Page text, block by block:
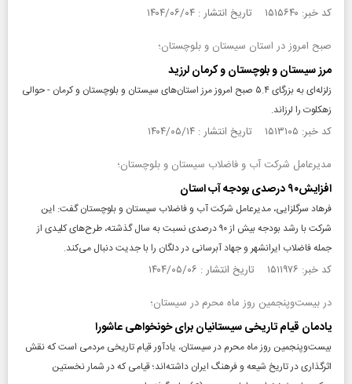
کد خبر: ۱۵۱۵۶۴۰ تاریخ انتشار : ۱۴۰۴/۰۶/۰۴
صبح امروز در استان‌ سیستان و بلوچستان؛
مرز سیستان و بلوچستان و کرمان لرزید
زلزله‌ای به بزرگای ۵.۴ صبح امروز مرز استان‌های سیستان و بلوچستان و کرمان - حوالی
زهکلوت را لرزاند.
کد خبر: ۱۵۱۳۱۰۵ تاریخ انتشار : ۱۴۰۴/۰۵/۱۴
مدیرعامل شرکت آب و فاضلاب سیستان و بلوچستان؛
افزایش۹۰ درصدی بودجه آب استان
فرهاد سرگلزایی، مدیرعامل شرکت آب و فاضلاب سیستان و بلوچستان گفت: این
شرکت با رشد بودجه بیش از ۹۰ درصدی نسبت به سال گذشته، طرح‌های کلیدی از
جمله فاضلاب ایرانشهر و جهاد آبرسانی در دلگان را با جدیت دنبال می‌کند.
کد خبر: ۱۵۱۱۹۷۶ تاریخ انتشار : ۱۴۰۴/۰۵/۰۶
در بیست‌و‌پنجمین روز ماه محرم در سیستان؛
یادمان قیام تاریخی سیستانیان برای خونخواهی عاشورا
بیست‌و‌پنجمین روز ماه محرم در سیستان، یادآور قیام تاریخی مردمی است که نقش
اثرگذاری در تاریخ شیعه و فرهنگ ایران داشته‌اند؛ قیامی که در شمار نخستین